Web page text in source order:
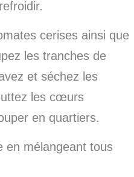
cerises ainsi que
les tranches de
et séchez les
les cœurs
en quartiers.
en mélangeant tous